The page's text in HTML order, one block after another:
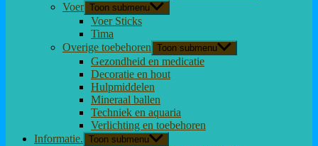
Voer Toon submenu
Voer Sticks
Tima
Overige toebehoren Toon submenu
Gezondheid en medicatie
Decoratie en hout
Hulpmiddelen
Mineraal ballen
Techniek en aquaria
Verlichting en toebehoren
Informatie. Toon submenu